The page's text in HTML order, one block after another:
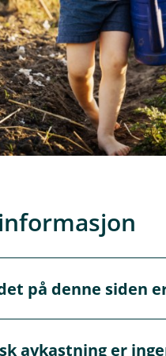
på denne siden
avkastning er